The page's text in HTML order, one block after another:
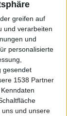
greifen auf
und verarbeiten
und
personalisierte
gesendet
1538 Partner
und unsere
Wohnen,
zu